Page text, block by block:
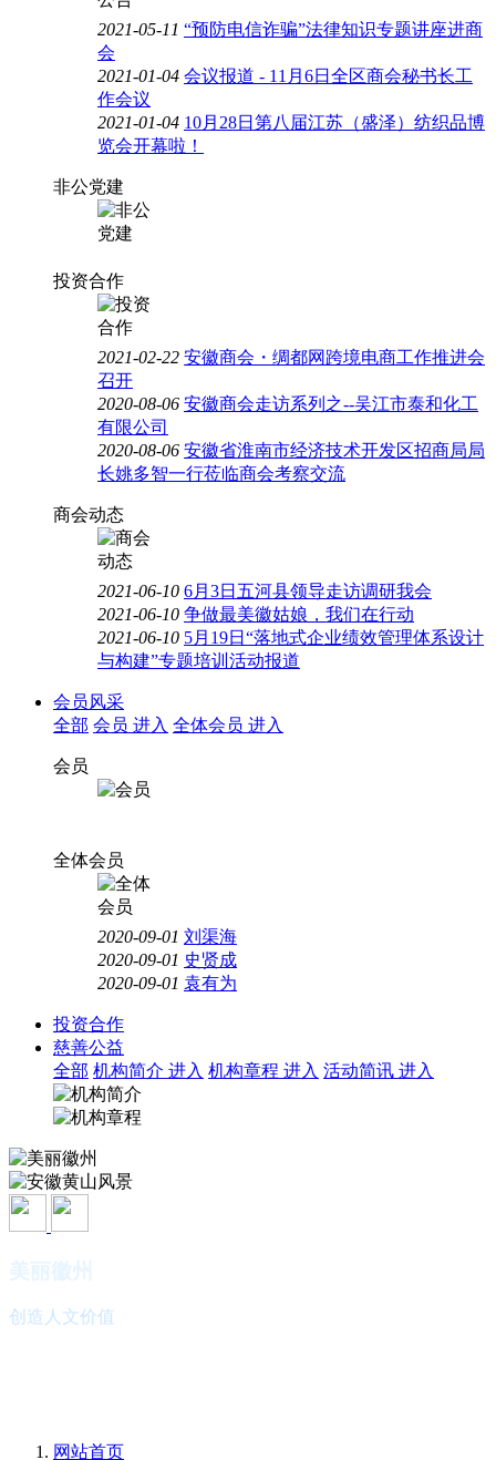
2021-05-11 “预防电信诈骗”法律知识专题讲座进商
会
2021-01-04 会议报道 - 11月6日全区商会秘书长工
作会议
2021-01-04 10月28日第八届江苏（盛泽）纺织品博
览会开幕啦！
非公党建
投资合作
2021-02-22 安徽商会・绸都网跨境电商工作推进会
召开
2020-08-06 安徽商会走访系列之--吴江市泰和化工
有限公司
2020-08-06 安徽省淮南市经济技术开发区招商局局
长姚多智一行莅临商会考察交流
商会动态
2021-06-10 6月3日五河县领导走访调研我会
2021-06-10 争做最美徽姑娘，我们在行动
2021-06-10 5月19日“落地式企业绩效管理体系设计
与构建”专题培训活动报道
会员风采
全部 会员 进入 全体会员 进入
会员
全体会员
2020-09-01 刘渠海
2020-09-01 史贤成
2020-09-01 袁有为
投资合作
慈善公益
全部 机构简介 进入 机构章程 进入 活动简讯 进入
创造人文价值
网站首页